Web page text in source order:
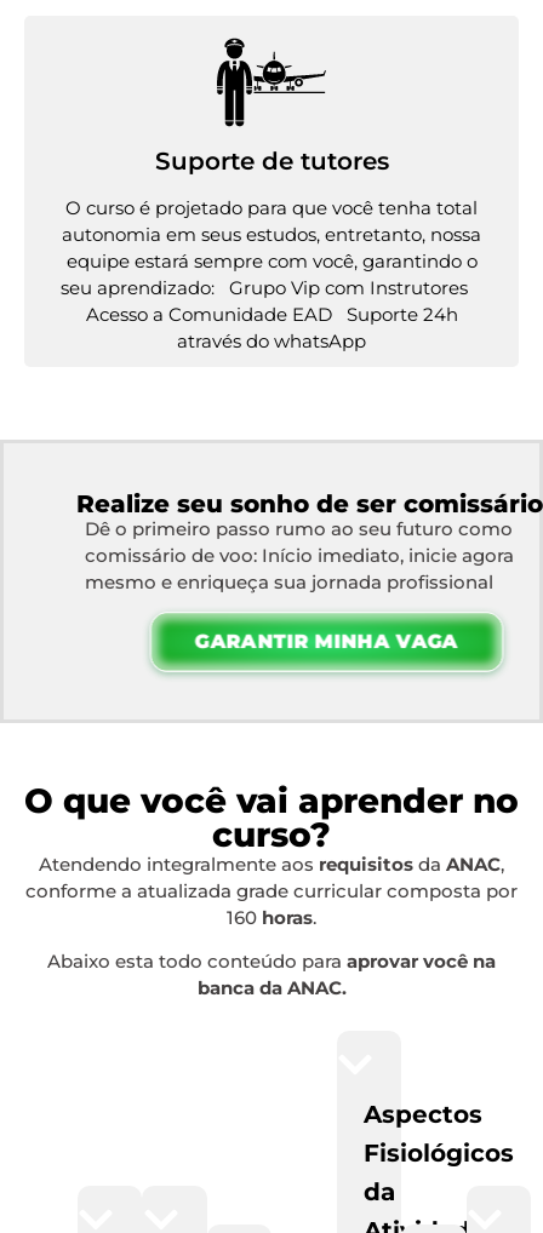
Suporte de tutores
O curso é projetado para que você tenha total
autonomia em seus estudos, entretanto, nossa
equipe estará sempre com você, garantindo o
seu aprendizado: Grupo Vip com Instrutores
Acesso a Comunidade EAD Suporte 24h
através do whatsApp
Realize seu sonho de ser
Dê o primeiro passo rumo ao seu futuro como
comissário de voo: Início imediato, inicie agora
mesmo e enriqueça sua jornada profissional
GARANTIR MINHA VAGA
O que você vai aprender no
curso?
Atendendo integralmente aos requisitos da ANAC,
conforme a atualizada grade curricular composta por
160 horas.
Abaixo esta todo conteúdo para aprovar você na
banca da ANAC.
Aspectos
Fisiológicos
da